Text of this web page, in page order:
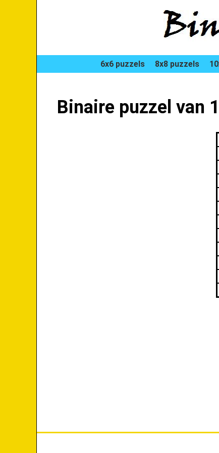
6x6 puzzels 8x8 puzzels
Binaire puzzel van